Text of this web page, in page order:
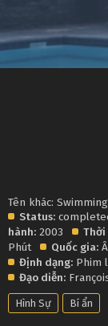
Tên khác:
Status:
hành: 2003 Thời
Phút
Quốc gia:
Định dạng: Phim
Đạo diễn:
Hình Sự Bí ẩn